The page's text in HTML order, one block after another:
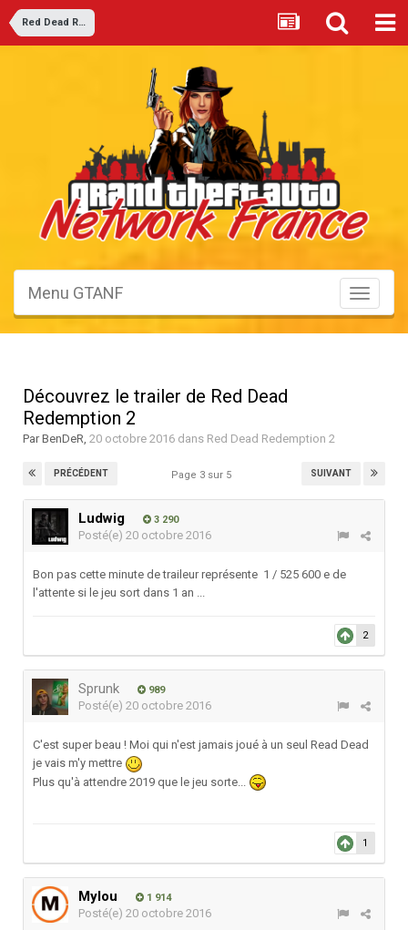
Red Dead Redemption 2
Toggle
Menu GTANF
Découvrez le trailer de Red Dead
Redemption 2
ParBenDeR 20 octobre 2016 dans Red Dead Redemption 2
PRÉCÉDENT SUIVANT
Page 3 sur 5
Ludwig 3 290
Posté(e) 20 octobre 2016
Bon pas cette minute de traileur représente 1 / 525 600 e de
l'attente si le jeu sort dans 1 an ...
2
Sprunk 989
Posté(e) 20 octobre 2016
C'est super beau ! Moi qui n'est jamais joué à un seul Read Dead
je vais m'y mettre
Plus qu'à attendre 2019 que le jeu sorte...
1
Mylou 1 914
Posté(e) 20 octobre 2016